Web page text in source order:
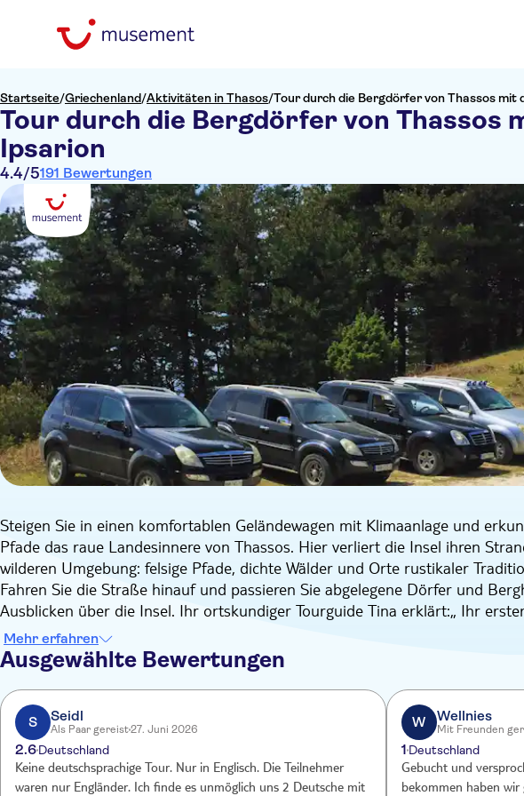
Startseite/Griechenland/Aktivitäten in Thasos/Tour durch die Bergdörfer von Thassos mit
Tour durch die Bergdörfer von Thassos
Ipsarion
4.4/5191 Bewertungen
Steigen Sie in einen komfortablen Geländewagen mit Klimaanlage und
Pfade das raue Landesinnere von Thassos. Hier verliert die Insel ihren
wilderen Umgebung: felsige Pfade, dichte Wälder und Orte rustikaler
Fahren Sie die Straße hinauf und passieren Sie abgelegene Dörfer und
Ausblicken über die Insel. Ihr ortskundiger Tourguide Tina erklärt:„ Ihr
Bergdorf, das wie aus der Zeit gefallen wirkt. Schlendern Sie durch die
Kirche und genießen Sie den unverfälschten, authentischen Charme dieses
besuchen Sie das Kloster Panagouda, das ruhig in den Hügeln liegt. Es ist
hier seit über 30 Jahren allein lebt. Die Umgebung ist ruhig, schlicht und
Rhythmus der Insel.
Anschließend geht es hinauf zum Ipsarion, dem mit 1204 Metern höchsten
haben Sie einen weiten Blick über die Insel, das Meer und an klaren Tagen
Rückweg können Sie zwischen den Bäumen eine kleine Stärkung
Mehr erfahren
Ausgewählte Bewertungen
S Seidl
Als Paar gereist27. Juni 2026
2.6Deutschland
Keine deutschsprachige Tour. Nur in Englisch. Die Teilnehmer
waren nur Engländer. Ich finde es unmöglich uns 2 Deutsche mit
W Wellnies
Mit Freunden
1Deutschland
Gebucht und
bekommen haben wir